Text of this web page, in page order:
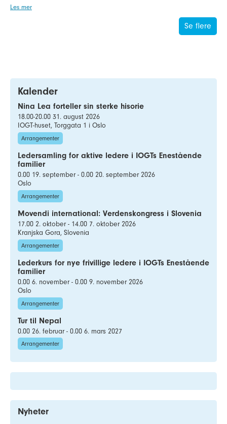
Les mer
Se flere
Kalender
Nina Lea forteller sin sterke hisorie
18.00-20.00 31. august 2026
IOGT-huset, Torggata 1 i Oslo
Arrangementer
Ledersamling for aktive ledere i IOGTs Enestående
familier
0.00 19. september - 0.00 20. september 2026
Oslo
Arrangementer
Movendi international: Verdenskongress i Slovenia
17.00 2. oktober - 14.00 7. oktober 2026
Kranjska Gora, Slovenia
Arrangementer
Lederkurs for nye frivillige ledere i IOGTs Enestående
familier
0.00 6. november - 0.00 9. november 2026
Oslo
Arrangementer
Tur til Nepal
0.00 26. februar - 0.00 6. mars 2027
Arrangementer
Nyheter